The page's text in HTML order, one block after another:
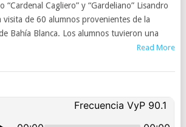
“Cardenal Cagliero” y “Gardeliano” Lisandro
visita de 60 alumnos provenientes de la
Bahía Blanca. Los alumnos tuvieron una
Read More